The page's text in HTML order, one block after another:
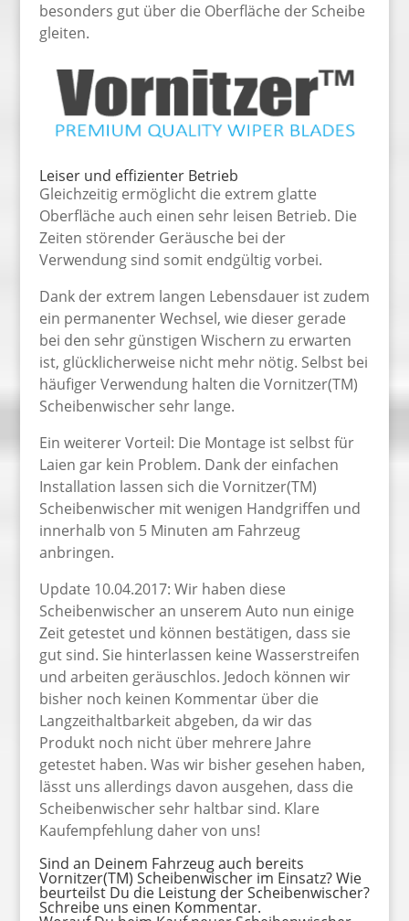
besonders gut über die Oberfläche der Scheibe
gleiten.
Leiser und effizienter Betrieb
Gleichzeitig ermöglicht die extrem glatte
Oberfläche auch einen sehr leisen Betrieb. Die
Zeiten störender Geräusche bei der
Verwendung sind somit endgültig vorbei.
Dank der extrem langen Lebensdauer ist zudem
ein permanenter Wechsel, wie dieser gerade
bei den sehr günstigen Wischern zu erwarten
ist, glücklicherweise nicht mehr nötig. Selbst bei
häufiger Verwendung halten die Vornitzer(TM)
Scheibenwischer sehr lange.
Ein weiterer Vorteil: Die Montage ist selbst für
Laien gar kein Problem. Dank der einfachen
Installation lassen sich die Vornitzer(TM)
Scheibenwischer mit wenigen Handgriffen und
innerhalb von 5 Minuten am Fahrzeug
anbringen.
Update 10.04.2017: Wir haben diese
Scheibenwischer an unserem Auto nun einige
Zeit getestet und können bestätigen, dass sie
gut sind. Sie hinterlassen keine Wasserstreifen
und arbeiten geräuschlos. Jedoch können wir
bisher noch keinen Kommentar über die
Langzeithaltbarkeit abgeben, da wir das
Produkt noch nicht über mehrere Jahre
getestet haben. Was wir bisher gesehen haben,
lässt uns allerdings davon ausgehen, dass die
Scheibenwischer sehr haltbar sind. Klare
Kaufempfehlung daher von uns!
Sind an Deinem Fahrzeug auch bereits
Vornitzer(TM) Scheibenwischer im Einsatz? Wie
beurteilst Du die Leistung der Scheibenwischer?
Schreibe uns einen Kommentar.